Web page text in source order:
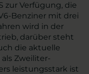
zur Verfügung, die
Benziner mit drei
wird in der
darüber steht
die aktuelle
Zweiliter-
leistungsstark ist